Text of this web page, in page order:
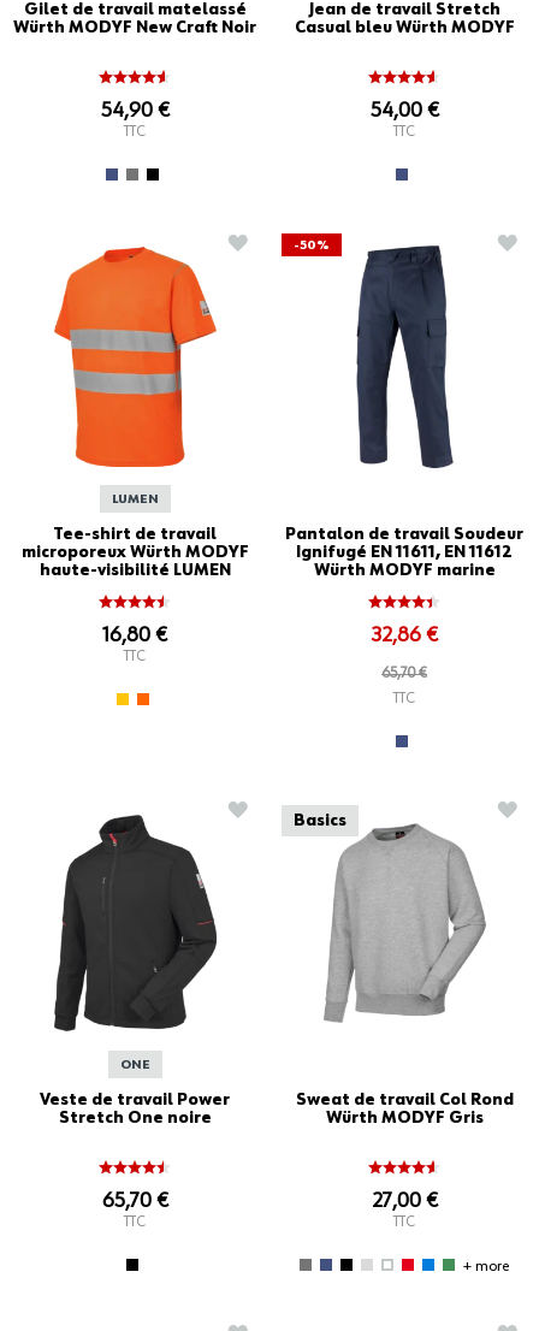
Gilet de travail matelassé
Würth MODYF New Craft Noir
54,90 €
TTC
Jean de travail Stretch
Casual bleu Würth MODYF
54,00 €
TTC
LUMEN
Tee-shirt de travail
microporeux Würth MODYF
haute-visibilité LUMEN
16,80 €
TTC
AJOUTER À LA LISTE D'ACHATS
-50%
Pantalon de travail Soudeur
Ignifugé EN 11611, EN 11612
Würth MODYF marine
32,86 €
65,70 €
TTC
ONE
Veste de travail Power
Stretch One noire
65,70 €
TTC
AJOUTER À LA LISTE D'ACHATS
Basics
Sweat de travail Col Rond
Würth MODYF Gris
27,00 €
TTC
+ more